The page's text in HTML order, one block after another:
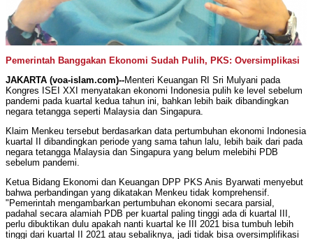
Pemerintah Banggakan Ekonomi Sudah Pulih, PKS: Oversimplikasi
JAKARTA (voa-islam.com)--Menteri Keuangan RI Sri Mulyani pada
Kongres ISEI XXI menyatakan ekonomi Indonesia pulih ke level sebelum
pandemi pada kuartal kedua tahun ini, bahkan lebih baik dibandingkan
negara tetangga seperti Malaysia dan Singapura.
Klaim Menkeu tersebut berdasarkan data pertumbuhan ekonomi Indonesia
kuartal II dibandingkan periode yang sama tahun lalu, lebih baik dari pada
negara tetangga Malaysia dan Singapura yang belum melebihi PDB
sebelum pandemi.
Ketua Bidang Ekonomi dan Keuangan DPP PKS Anis Byarwati menyebut
bahwa perbandingan yang dikatakan Menkeu tidak komprehensif.
"Pemerintah mengambarkan pertumbuhan ekonomi secara parsial,
padahal secara alamiah PDB per kuartal paling tinggi ada di kuartal III,
perlu dibuktikan dulu apakah nanti kuartal ke III 2021 bisa tumbuh lebih
tinggi dari kuartal II 2021 atau sebaliknya, jadi tidak bisa oversimplifikasi